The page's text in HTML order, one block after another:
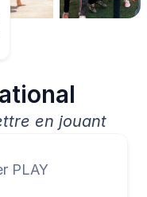
en jouant
PLAY